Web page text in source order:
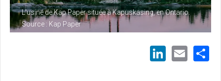
L'usine de Kap Paper située à Kapuskasing, en Ontario.
Source : Kap Paper